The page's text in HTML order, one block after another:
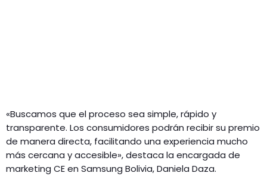
«Buscamos que el proceso sea simple, rápido y
transparente. Los consumidores podrán recibir su premio
de manera directa, facilitando una experiencia mucho
más cercana y accesible», destaca la encargada de
marketing CE en Samsung Bolivia, Daniela Daza.